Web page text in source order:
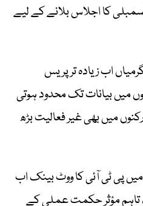
کا اجلاس بلانے کے لیے
اب زیادہ تر پریس
میں بیانات تک محدود ہوتی
میں بھی غیر فعالیت بڑھ
پی ٹی آئی کا ووٹ بینک اب
مؤثر حکمت عملی کے